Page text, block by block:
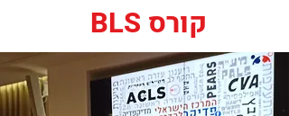
קורס BLS